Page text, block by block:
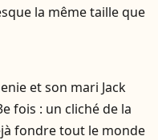
la même taille que
et son mari Jack
fois : un cliché de la
fondre tout le monde